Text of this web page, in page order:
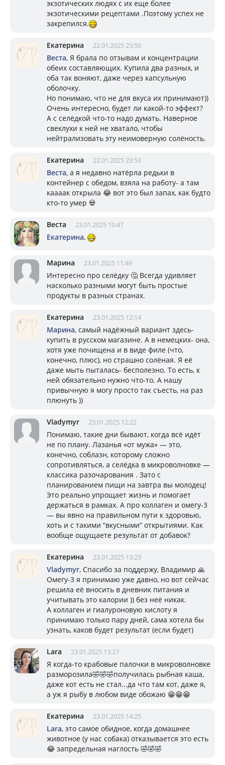
экзотических людях с их еще более
экзотическими рецептами .Поэтому успех не
закрепился.
Екатерина 22.01.2025 23:50
Веста, Я брала по отзывам и концентрации
обеих составляющих. Купила два разных, и
оба так воняют, даже через капсульную
оболочку.
Но понимаю, что не для вкуса их принимают))
Очень интересно, будет ли какой-то эффект?
А с селёдкой что-то надо думать. Наверное
свеклухи к ней не хватало, чтобы
нейтрализовать эту неимоверную солёность.
Екатерина 22.01.2025 23:53
Веста, а я недавно натёрла редьки в
контейнер с обедом, взяла на работу- а там
каааак открыла 😂 вот это был запах, как будто
кто-то умер 💀
Веста 23.01.2025 10:47
Екатерина,
Марина 23.01.2025 11:49
Интересно про селёдку 🤔 Всегда удивляет
насколько разными могут быть простые
продукты в разных странах.
Екатерина 23.01.2025 12:14
Марина, самый надёжный вариант здесь-
купить в русском магазине. А в немецких- она,
хотя уже почищена и в виде филе (что,
конечно, плюс), но страшно солёная. Я её
даже мыть пыталась- бесполезно. То есть, к
ней обязательно нужно что-то. А нашу
привычную я могу просто так съесть, на раз
плюнуть ))
Vladymyr 23.01.2025 12:22
Понимаю, такие дни бывают, когда всё идёт
не по плану. Лазанья «от мужа» — это,
конечно, соблазн, которому сложно
сопротивляться, а селёдка в микроволновке —
классика разочарования . Зато с
планированием пищи на завтра вы молодец!
Это реально упрощает жизнь и помогает
держаться в рамках. А про коллаген и омегу-3
— вы явно на правильном пути к здоровью,
хоть и с такими “вкусными” открытиями. Как
вообще ощущаете результат от добавок?
Екатерина 23.01.2025 13:23
Vladymyr, Спасибо за поддержу, Владимир 🙏
Омегу-3 я принимаю уже давно, но вот сейчас
решила её вносить в дневник питания и
учитывать это калории )) без неё никак.
А коллаген и гиалуроновую кислоту я
принимаю только пару дней, сама хотела бы
узнать, каков будет результат (если будет)
Lara 23.01.2025 13:27
Я когда-то крабовые палочки в микроволновке
разморозила🤣🤣🤣получилась рыбная каша,
даже кот есть не стал...да что там кот, даже я,
а уж я рыбу в любом виде обожаю 😁😁😁
Екатерина 23.01.2025 14:25
Lara, это самое обидное, когда домашнее
животное (у нас собака) отказывается это есть
😂 запредельная наглость 🤣🤣🤣